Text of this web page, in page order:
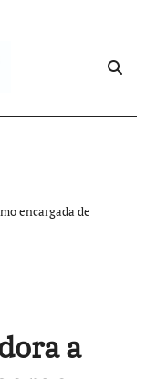
encargada de
a